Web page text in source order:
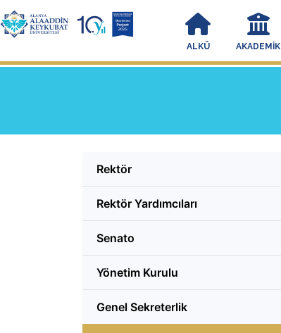
ALKÜ AKADEMIK
Rektör
Rektör Yardımcıları
Senato
Yönetim Kurulu
Genel Sekreterlik